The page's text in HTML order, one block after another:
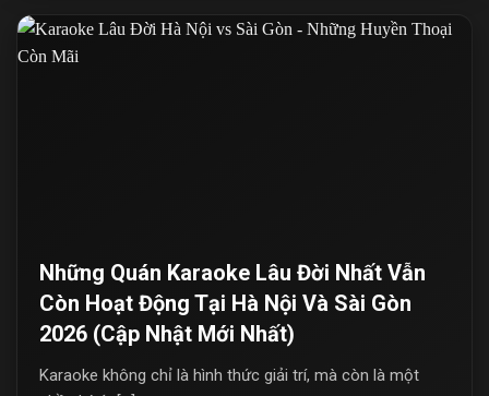
Những Quán Karaoke Lâu Đời Nhất Vẫn
Còn Hoạt Động Tại Hà Nội Và Sài Gòn
2026 (Cập Nhật Mới Nhất)
Karaoke không chỉ là hình thức giải trí, mà còn là một